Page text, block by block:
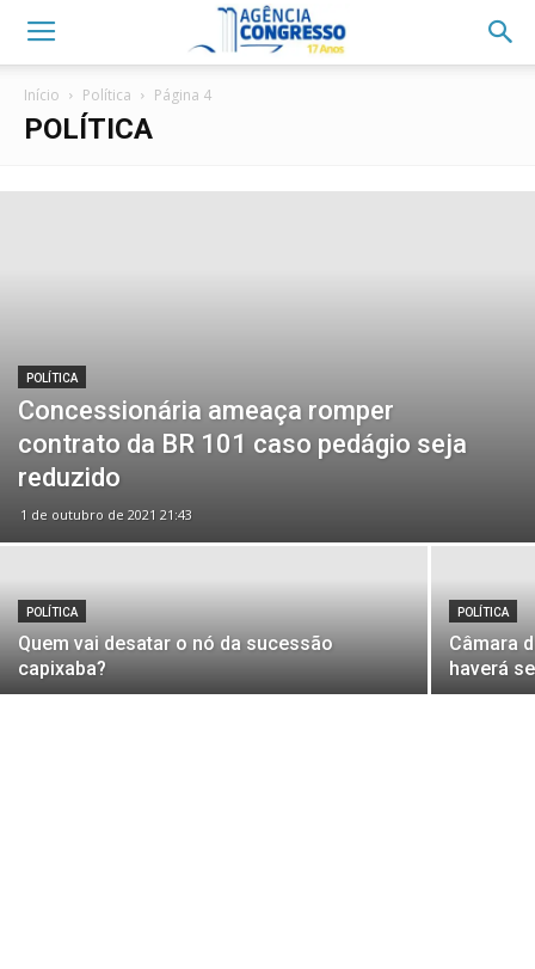
Início Política Página 4
POLÍTICA
POLÍTICA
Concessionária ameaça romper
contrato da BR 101 caso pedágio seja
reduzido
1 de outubro de 2021 21:43
POLÍTICA
Quem vai desatar o nó da sucessão
capixaba?
POLÍTICA
Câmara
haverá